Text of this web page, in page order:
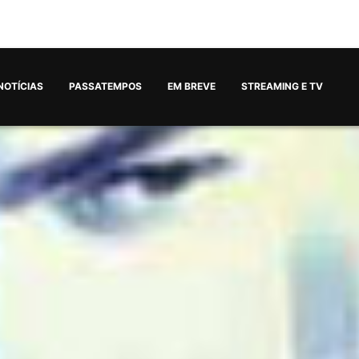
PASSATEMPOS EM BREVE STREAMING E TV